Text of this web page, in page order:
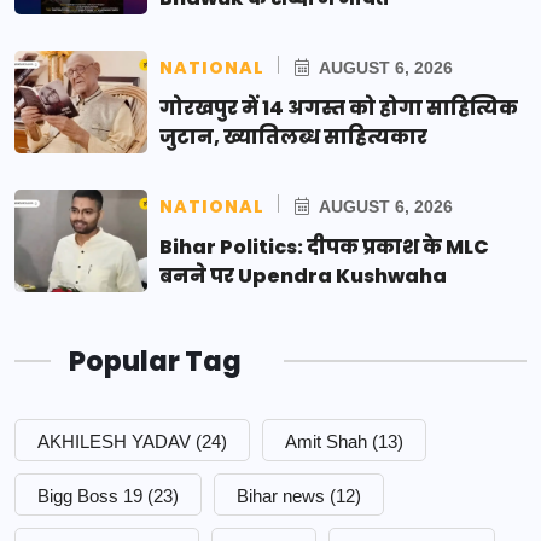
NATIONAL AUGUST 6, 2026
गोरखपुर में 14 अगस्त को होगा साहित्यिक
जुटान, ख्यातिलब्ध साहित्यकार
NATIONAL AUGUST 6, 2026
Bihar Politics: दीपक प्रकाश के MLC
बनने पर Upendra Kushwaha
Popular Tag
AKHILESH YADAV (24) Amit Shah (13)
Bigg Boss 19 (23) Bihar news (12)